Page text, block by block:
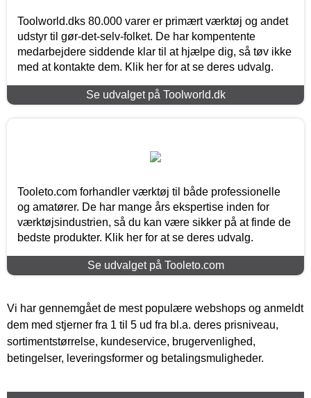
Toolworld.dks 80.000 varer er primært værktøj og andet
udstyr til gør-det-selv-folket. De har kompentente
medarbejdere siddende klar til at hjælpe dig, så tøv ikke
med at kontakte dem. Klik her for at se deres udvalg.
Se udvalget på Toolworld.dk
Tooleto.com forhandler værktøj til både professionelle
og amatører. De har mange års ekspertise inden for
værktøjsindustrien, så du kan være sikker på at finde de
bedste produkter. Klik her for at se deres udvalg.
Se udvalget på Tooleto.com
Vi har gennemgået de mest populære webshops og anmeldt
dem med stjerner fra 1 til 5 ud fra bl.a. deres prisniveau,
sortimentstørrelse, kundeservice, brugervenlighed,
betingelser, leveringsformer og betalingsmuligheder.